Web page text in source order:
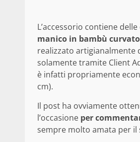
L’accessorio contiene
manico in bambù
realizzato artigianalmente
solamente tramite Client
è infatti propriamente
cm).
Il post ha ovviamente
l’occasione per
sempre molto amata per